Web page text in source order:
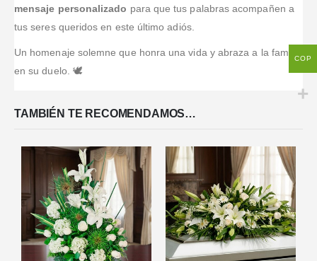
mensaje personalizado para que tus palabras acompañen a
tus seres queridos en este último adiós.
Un homenaje solemne que honra una vida y abraza a la familia
en su duelo. 🕊️
TAMBIÉN TE RECOMENDAMOS…
COP